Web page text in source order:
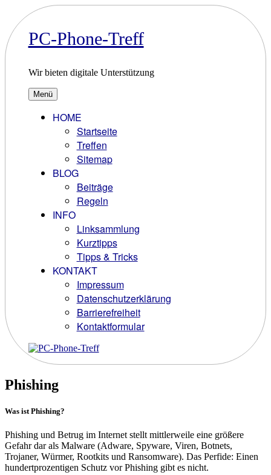
Inhalt
springenPC-Phone-Treff
Wir bieten digitale Unterstützung
Menü
HOME
Startseite
Treffen
Sitemap
BLOG
Beiträge
Regeln
INFO
Linksammlung
Kurztipps
Tipps & Tricks
KONTAKT
Impressum
Datenschutzerklärung
Barrierefreiheit
Kontaktformular
Phishing
Was ist Phishing?
Phishing und Betrug im Internet stellt mittlerweile eine größere
Gefahr dar als Malware (Adware, Spyware, Viren, Botnets,
Trojaner, Würmer, Rootkits und Ransomware). Das Perfide: Einen
hundertprozentigen Schutz vor Phishing gibt es nicht.